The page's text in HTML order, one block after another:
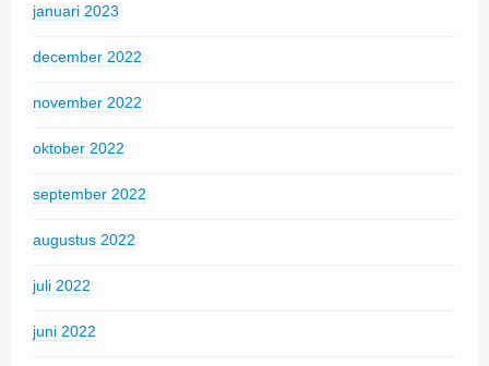
januari 2023
december 2022
november 2022
oktober 2022
september 2022
augustus 2022
juli 2022
juni 2022